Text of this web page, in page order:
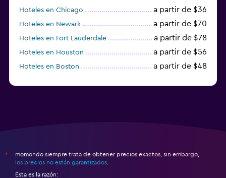
Hoteles en Chicago a partir de $36
Hoteles en Newark a partir de $70
Hoteles en Fort Lauderdale a partir de $78
Hoteles en Houston a partir de $56
Hoteles en Boston a partir de $48
*
momondo siempre trata de obtener precios exactos, sin embargo,
los precios no están garantizados
Esta es la razón: